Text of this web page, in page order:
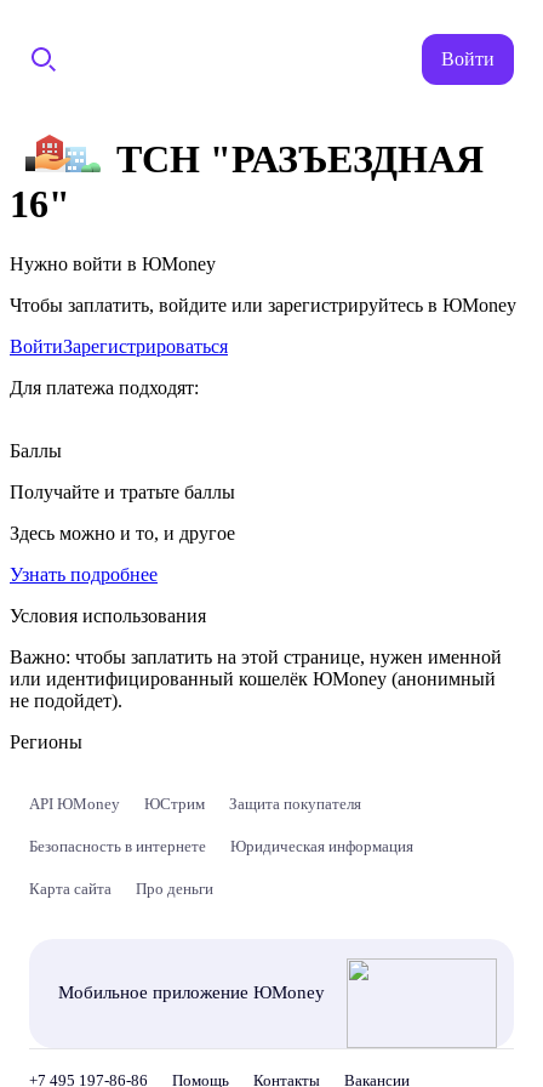
Войти
ТСН "РАЗЪЕЗДНАЯ
16"
Нужно войти в ЮMoney
Чтобы заплатить, войдите или зарегистрируйтесь в ЮMoney
ВойтиЗарегистрироваться
Для платежа подходят:
Баллы
Получайте и тратьте баллы
Здесь можно и то, и другое
Узнать подробнее
Условия использования
Важно: чтобы заплатить на этой странице, нужен именной
или идентифицированный кошелёк ЮMoney (анонимный
не подойдет).
Регионы
API ЮMoney ЮСтрим Защита покупателя
Безопасность в интернете Юридическая информация
Карта сайта Про деньги
Мобильное приложение ЮMoney
+7 495 197-86-86 Помощь Контакты Вакансии